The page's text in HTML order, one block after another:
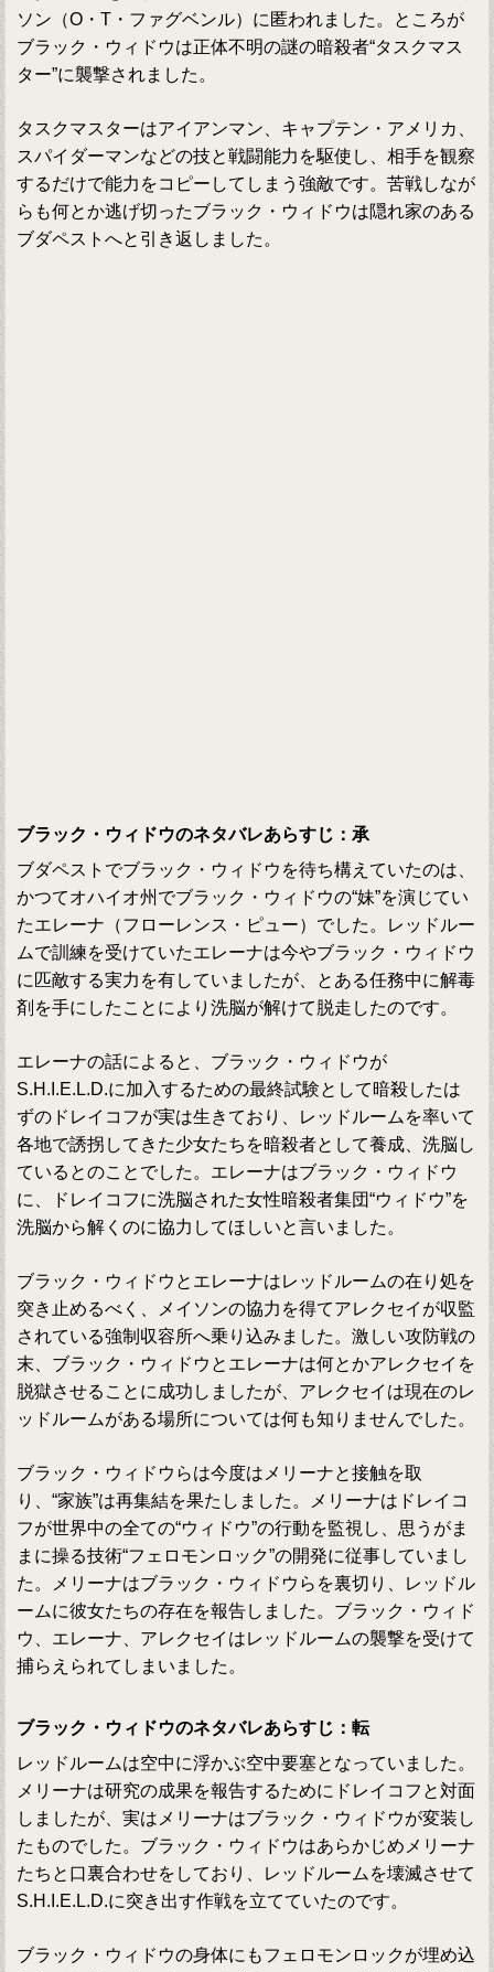
ソン（O・T・ファグベンル）に匿われました。ところが
ブラック・ウィドウは正体不明の謎の暗殺者“タスクマス
ター”に襲撃されました。
タスクマスターはアイアンマン、キャプテン・アメリカ、
スパイダーマンなどの技と戦闘能力を駆使し、相手を観察
するだけで能力をコピーしてしまう強敵です。苦戦しなが
らも何とか逃げ切ったブラック・ウィドウは隠れ家のある
ブダペストへと引き返しました。
ブラック・ウィドウのネタバレあらすじ：承
ブダペストでブラック・ウィドウを待ち構えていたのは、
かつてオハイオ州でブラック・ウィドウの“妹”を演じてい
たエレーナ（フローレンス・ピュー）でした。レッドルー
ムで訓練を受けていたエレーナは今やブラック・ウィドウ
に匹敵する実力を有していましたが、とある任務中に解毒
剤を手にしたことにより洗脳が解けて脱走したのです。
エレーナの話によると、ブラック・ウィドウが
S.H.I.E.L.D.に加入するための最終試験として暗殺したは
ずのドレイコフが実は生きており、レッドルームを率いて
各地で誘拐してきた少女たちを暗殺者として養成、洗脳し
ているとのことでした。エレーナはブラック・ウィドウ
に、ドレイコフに洗脳された女性暗殺者集団“ウィドウ”を
洗脳から解くのに協力してほしいと言いました。
ブラック・ウィドウとエレーナはレッドルームの在り処を
突き止めるべく、メイソンの協力を得てアレクセイが収監
されている強制収容所へ乗り込みました。激しい攻防戦の
末、ブラック・ウィドウとエレーナは何とかアレクセイを
脱獄させることに成功しましたが、アレクセイは現在のレ
ッドルームがある場所については何も知りませんでした。
ブラック・ウィドウらは今度はメリーナと接触を取
り、“家族”は再集結を果たしました。メリーナはドレイコ
フが世界中の全ての“ウィドウ”の行動を監視し、思うがま
まに操る技術“フェロモンロック”の開発に従事していまし
た。メリーナはブラック・ウィドウらを裏切り、レッドル
ームに彼女たちの存在を報告しました。ブラック・ウィド
ウ、エレーナ、アレクセイはレッドルームの襲撃を受けて
捕らえられてしまいました。
ブラック・ウィドウのネタバレあらすじ：転
レッドルームは空中に浮かぶ空中要塞となっていました。
メリーナは研究の成果を報告するためにドレイコフと対面
しましたが、実はメリーナはブラック・ウィドウが変装し
たものでした。ブラック・ウィドウはあらかじめメリーナ
たちと口裏合わせをしており、レッドルームを壊滅させて
S.H.I.E.L.D.に突き出す作戦を立てていたのです。
ブラック・ウィドウの身体にもフェロモンロックが埋め込